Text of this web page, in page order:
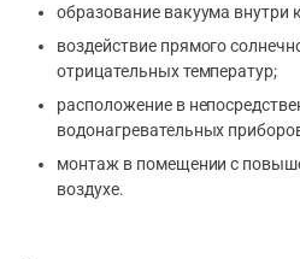
образование вакуума внутри
воздействие прямого
отрицательных температур;
расположение в
водонагревательных
монтаж в помещении с
воздухе.